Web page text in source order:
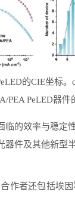
的CIE坐标
PEA PeLED器件
的效率与稳定
件及其他新型
作者还包括埃